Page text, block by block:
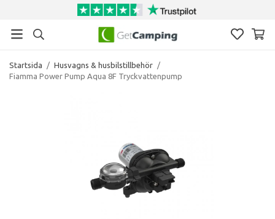
Startsida / Husvagns & husbilstillbehör /
Fiamma Power Pump Aqua 8F Tryckvattenpump